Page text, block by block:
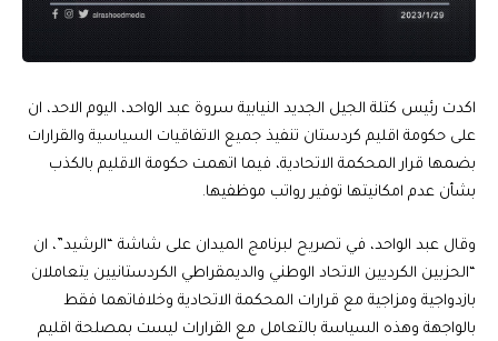
اكدت رئيس كتلة الجيل الجديد النيابية سروة عبد الواحد، اليوم الاحد، ان
على حكومة اقليم كردستان تنفيذ جميع الاتفاقيات السياسية والقرارات
بضمها قرار المحكمة الاتحادية، فيما اتهمت حكومة الاقليم بالكذب
بشأن عدم امكانيتها توفير رواتب موظفيها.
وقال عبد الواحد، في تصريح لبرنامج الميدان على شاشة “الرشيد”، ان
“الحزبين الكرديين الاتحاد الوطني والديمقراطي الكردستانيين يتعاملان
بازدواجية ومزاجية مع قرارات المحكمة الاتحادية وخلافاتهما فقط
بالواجهة وهذه السياسة بالتعامل مع القرارات ليست بمصلحة اقليم